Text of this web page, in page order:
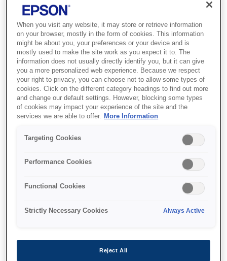
Bu gelişmiş çok işlevli mürekkep
püskürtmeli yazıcıyla perakende
veya bankacılıkta hızlı, sorunsuz
çalışmanın tadını çıkarın.
Hızlı renkli fişler
Doğrudan çek yazdırma
Sabit mürekkep püskürtme çıkışı
Find support
Özellikler
When you visit any website, it may store or retrieve information
on your browser, mostly in the form of cookies. This information
might be about you, your preferences or your device and is
mostly used to make the site work as you expect it to. The
information does not usually directly identify you, but it can give
you a more personalized web experience. Because we respect
your right to privacy, you can choose not to allow some types of
cookies. Click on the different category headings to find out more
and change our default settings. However, blocking some types
of cookies may impact your experience of the site and the
services we are able to offer. More Information
Targeting Cookies
Performance Cookies
Functional Cookies
Strictly Necessary Cookies Always Active
Reject All